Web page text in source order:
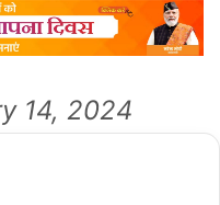
14, 2024